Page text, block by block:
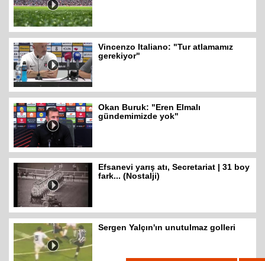
Vincenzo Italiano: "Tur atlamamız
gerekiyor"
Okan Buruk: "Eren Elmalı
gündemimizde yok"
Efsanevi yarış atı, Secretariat | 31 boy
fark... (Nostalji)
Sergen Yalçın'ın unutulmaz golleri